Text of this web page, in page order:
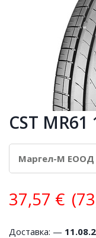
CST
37,57 €
Доставка: —